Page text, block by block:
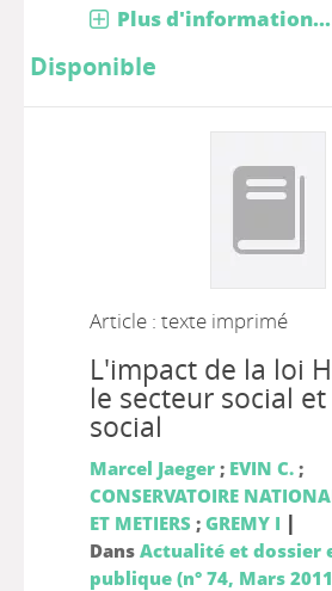
Plus d'information...
Disponible
Article : texte imprimé
L'impact de la loi
le secteur social
social
Marcel Jaeger; EVIN C.;
CONSERVATOIRE
ET METIERS ; GREMY I |
Dans Actualité et dossier
publique (n° 74, Mars